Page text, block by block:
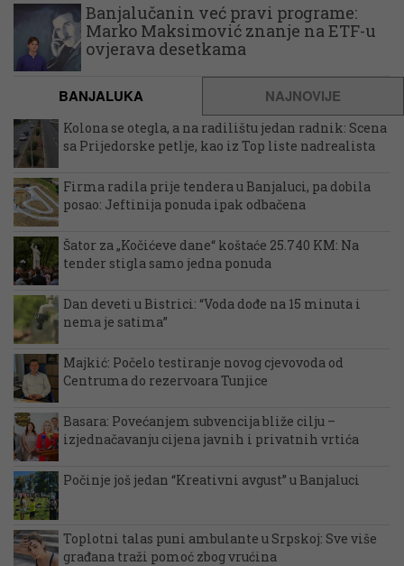
Banjalučanin već pravi programe:
Marko Maksimović znanje na ETF-u
ovjerava desetkama
BANJALUKA NAJNOVIJE
Kolona se otegla, a na radilištu jedan radnik: Scena
sa Prijedorske petlje, kao iz Top liste nadrealista
Firma radila prije tendera u Banjaluci, pa dobila
posao: Jeftinija ponuda ipak odbačena
Šator za „Kočićeve dane“ koštaće 25.740 KM: Na
tender stigla samo jedna ponuda
Dan deveti u Bistrici: “Voda dođe na 15 minuta i
nema je satima”
Majkić: Počelo testiranje novog cjevovoda od
Centruma do rezervoara Tunjice
Basara: Povećanjem subvencija bliže cilju –
izjednačavanju cijena javnih i privatnih vrtića
Počinje još jedan “Kreativni avgust” u Banjaluci
Toplotni talas puni ambulante u Srpskoj: Sve više
građana traži pomoć zbog vrućina